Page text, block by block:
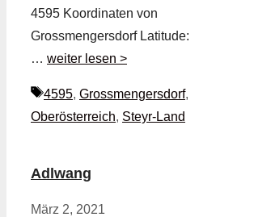
4595 Koordinaten von
Grossmengersdorf Latitude:
… weiter lesen >
Schlagwörter
4595, Grossmengersdorf,
Oberösterreich, Steyr-Land
Adlwang
März 2, 2021